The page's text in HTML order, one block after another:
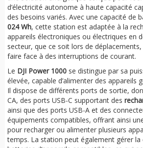
d’électricité autonome à haute capacité
des besoins variés. Avec une capacité de
024 Wh, cette station est adaptée à la
appareils électroniques ou électriques en
secteur, que ce soit lors de
faire face à des interruptions de courant.
Le DJI Power 1000 se distingue par sa
élevée, capable d’alimenter des appareils
Il dispose de différents ports de sortie,
CA, des ports USB-C supportant des
ainsi que des ports USB-A et des
équipements compatibles, offrant ainsi
pour recharger ou alimenter plusieurs
temps. La station peut également gérer la